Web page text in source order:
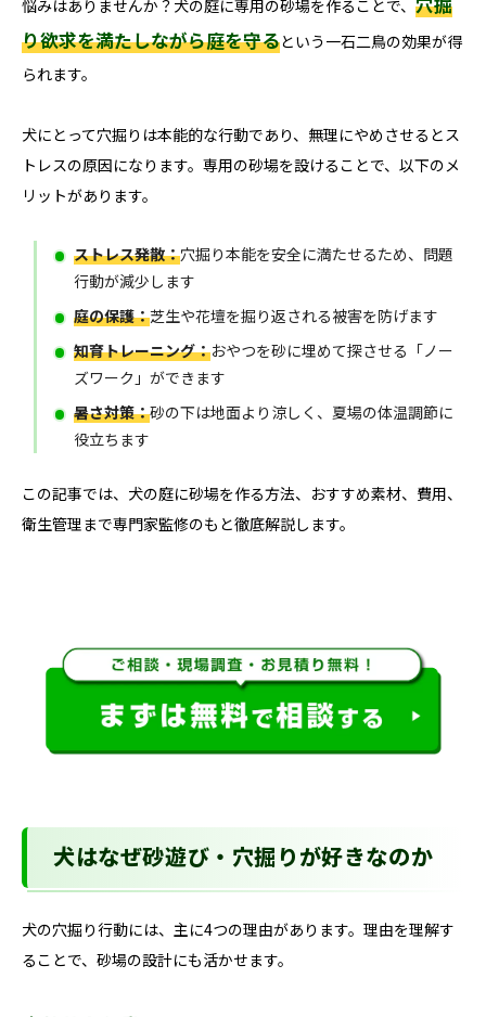
悩みはありませんか？犬の庭に専用の砂場を作ることで、
り欲求を満たしながら庭を守るという一石二鳥の効果が得
られます。
犬にとって穴掘りは本能的な行動であり、無理にやめさせるとス
トレスの原因になります。専用の砂場を設けることで、以下のメ
リットがあります。
ストレス発散：穴掘り本能を安全に満たせるため、問題
行動が減少します
庭の保護：芝生や花壇を掘り返される被害を防げます
知育トレーニング：おやつを砂に埋めて探させる「ノー
ズワーク」ができます
暑さ対策：砂の下は地面より涼しく、夏場の体温調節に
役立ちます
この記事では、犬の庭に砂場を作る方法、おすすめ素材、費用、
衛生管理まで専門家監修のもと徹底解説します。
犬はなぜ砂遊び・穴掘りが好きなのか
犬の穴掘り行動には、主に4つの理由があります。理由を理解す
ることで、砂場の設計にも活かせます。